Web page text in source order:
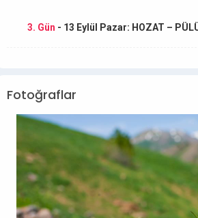
3. Gün - 13 Eylül Pazar: HOZAT –
Fotoğraflar